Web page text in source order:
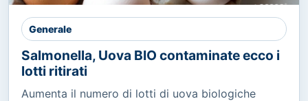
Generale
Salmonella, Uova BIO contaminate ecco i
lotti ritirati
Aumenta il numero di lotti di uova biologiche